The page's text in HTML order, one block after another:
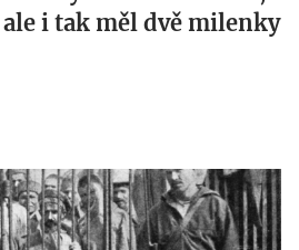
i tak měl dvě milenky